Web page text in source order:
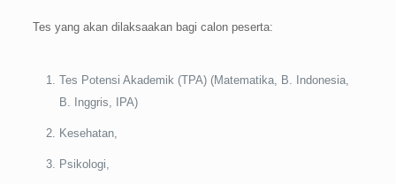
Tes yang akan dilaksaakan bagi calon peserta:
Tes Potensi Akademik (TPA) (Matematika, B. Indonesia,
B. Inggris, IPA)
Kesehatan,
Psikologi,